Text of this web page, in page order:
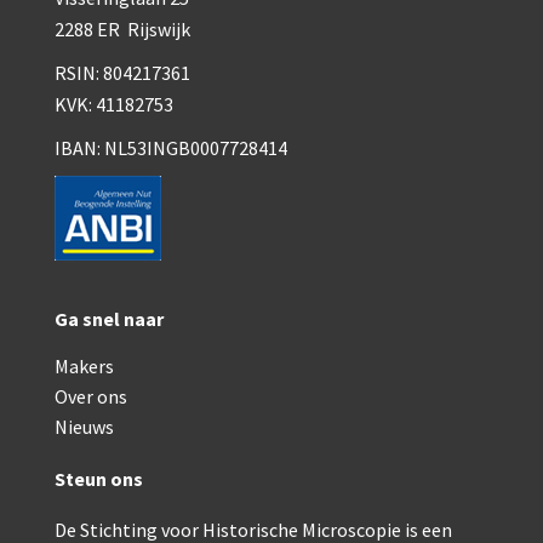
Smith, Beck & Beck, ‘Lister limb’ (1857)
Beck & Beck, ‘popular microscope’ (ca. 1857)
Dollond, ‘bar-limb’ (1860-1880)
Ongesigneerd, Engels (1860-1880)
Robbins (1860-1890)
Nachet, ‘plus simple’ (1862-1880)
Beck & Beck, ‘popular microscope’ (1867)
Bianchi, trommelmicroscoop (1869-1873)
2288 ER Rijswijk
RSIN: 804217361
KVK: 41182753
IBAN: NL53INGB0007728414
Ga snel naar
Makers
Over ons
Nieuws
Steun ons
De Stichting voor Historische Microscopie is een